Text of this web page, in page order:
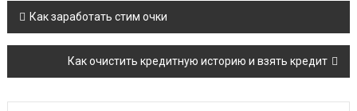
Навигация
по
записям
Как заработать стим очки
Как очистить кредитную историю и взять кредит